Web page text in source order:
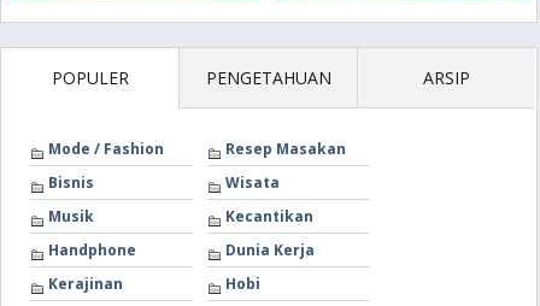
POPULER PENGETAHUAN ARSIP
Mode / Fashion
Resep Masakan
Bisnis
Wisata
Musik
Kecantikan
Handphone
Dunia Kerja
Kerajinan
Hobi